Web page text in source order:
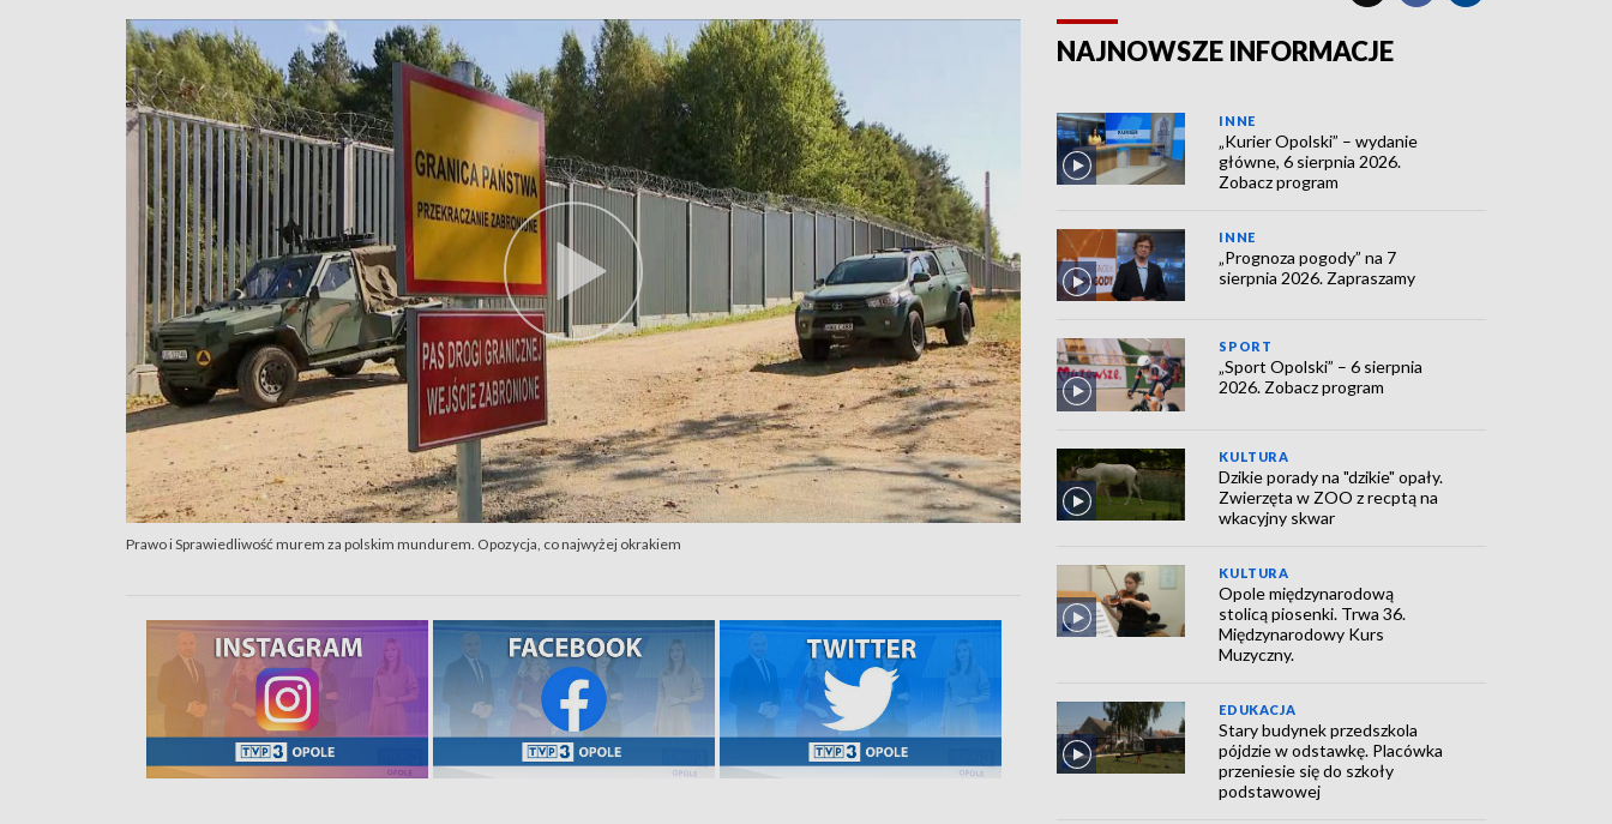
Prawo i Sprawiedliwość murem za polskim mundurem. Opozycja, co najwyżej okrakiem
NAJNOWSZE INFORMACJE
INNE
„Kurier Opolski” – wydanie
główne, 6 sierpnia 2026.
Zobacz program
INNE
„Prognoza pogody” na 7
sierpnia 2026. Zapraszamy
SPORT
„Sport Opolski” – 6 sierpnia
2026. Zobacz program
KULTURA
Dzikie porady na "dzikie" opały.
Zwierzęta w ZOO z recptą na
wkacyjny skwar
KULTURA
Opole międzynarodową
stolicą piosenki. Trwa 36.
Międzynarodowy Kurs
Muzyczny.
EDUKACJA
Stary budynek przedszkola
pójdzie w odstawkę. Placówka
przeniesie się do szkoły
podstawowej